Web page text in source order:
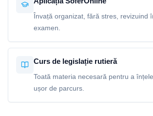
Învață organizat, fără stres, revizuind
examen.
Curs de legislație rutieră
Toată materia necesară pentru a
ușor de parcurs.